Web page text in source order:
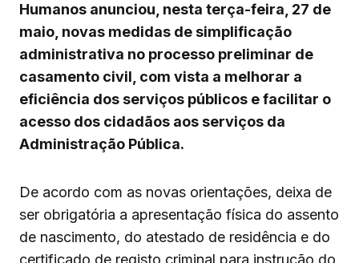
Humanos anunciou, nesta terça-feira, 27 de
maio, novas medidas de simplificação
administrativa no processo preliminar de
casamento civil, com vista a melhorar a
eficiência dos serviços públicos e facilitar o
acesso dos cidadãos aos serviços da
Administração Pública.
De acordo com as novas orientações, deixa de
ser obrigatória a apresentação física do assento
de nascimento, do atestado de residência e do
certificado de registo criminal para instrução do